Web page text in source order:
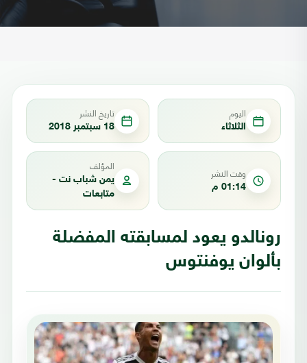
اليوم
الثلاثاء
تاريخ النشر
18 سبتمبر 2018
وقت النشر
01:14 م
المؤلف
يمن شباب نت -
متابعات
رونالدو يعود لمسابقته المفضلة
بألوان يوفنتوس